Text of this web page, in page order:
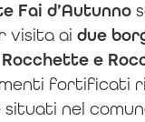
Fai d’Autunno
visita ai due
e
fortificati
situati nel